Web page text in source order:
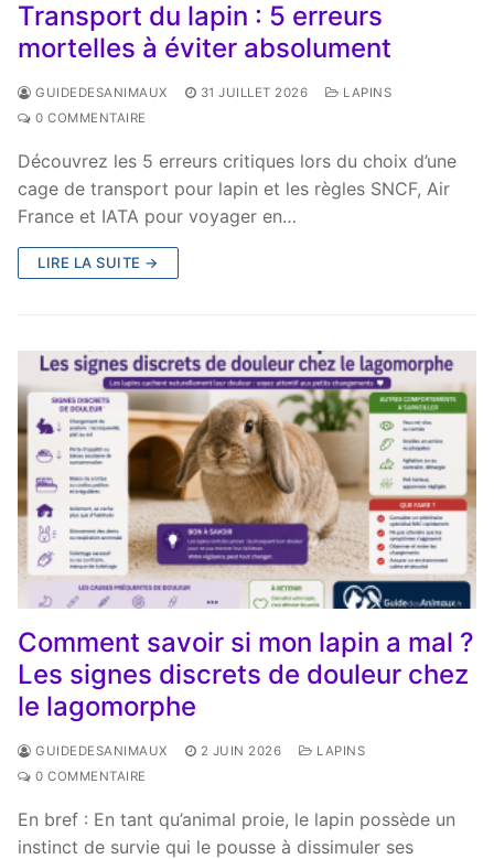
Transport du lapin : 5 erreurs
mortelles à éviter absolument
GUIDEDESANIMAUX 31 JUILLET 2026
LAPINS
0 COMMENTAIRE
Découvrez les 5 erreurs critiques lors du choix d’une
cage de transport pour lapin et les règles SNCF, Air
France et IATA pour voyager en…
LIRE LA SUITE →
Comment savoir si mon lapin a mal ?
Les signes discrets de douleur chez
le lagomorphe
GUIDEDESANIMAUX 2 JUIN 2026
LAPINS
0 COMMENTAIRE
En bref : En tant qu’animal proie, le lapin possède un
instinct de survie qui le pousse à dissimuler ses